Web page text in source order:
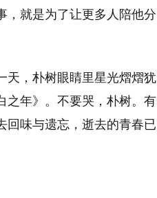
，就是为了让更多人陪他分
天，朴树眼睛里星光熠熠犹
之年》。不要哭，朴树。有
回味与遗忘，逝去的青春已